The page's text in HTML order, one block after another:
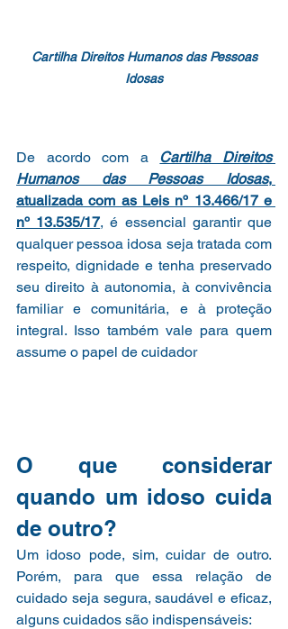
Cartilha Direitos Humanos das Pessoas
Idosas
De acordo com a Cartilha Direitos
Humanos das Pessoas Idosas,
atualizada com as Leis nº 13.466/17 e
nº 13.535/17, é essencial garantir que
qualquer pessoa idosa seja tratada com
respeito, dignidade e tenha preservado
seu direito à autonomia, à convivência
familiar e comunitária, e à proteção
integral. Isso também vale para quem
assume o papel de cuidador
O que considerar
quando um idoso cuida
de outro?
Um idoso pode, sim, cuidar de outro.
Porém, para que essa relação de
cuidado seja segura, saudável e eficaz,
alguns cuidados são indispensáveis: